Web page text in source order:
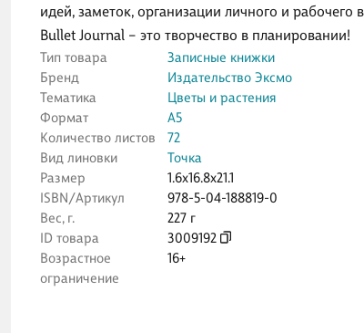
идей, заметок, организации личного и
Bullet Journal – это творчество в планировании!
Тип товара
Записные книжки
Бренд
Издательство Эксмо
Тематика
Цветы и растения
Формат
А5
Количество листов
72
Вид линовки
Точка
Размер
1.6x16.8x21.1
ISBN/Артикул
978-5-04-188819-0
Вес, г.
227 г
ID товара
3009192
Возрастное
ограничение
16+